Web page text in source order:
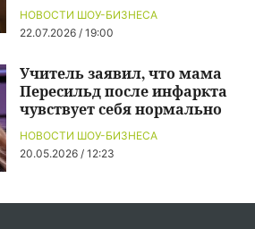
НОВОСТИ ШОУ-БИЗНЕСА
22.07.2026 / 19:00
НОВОСТИ ШОУ-БИЗНЕСА
20.05.2026 / 12:23
Учитель заявил, что мама
Пересильд после инфаркта
чувствует себя нормально